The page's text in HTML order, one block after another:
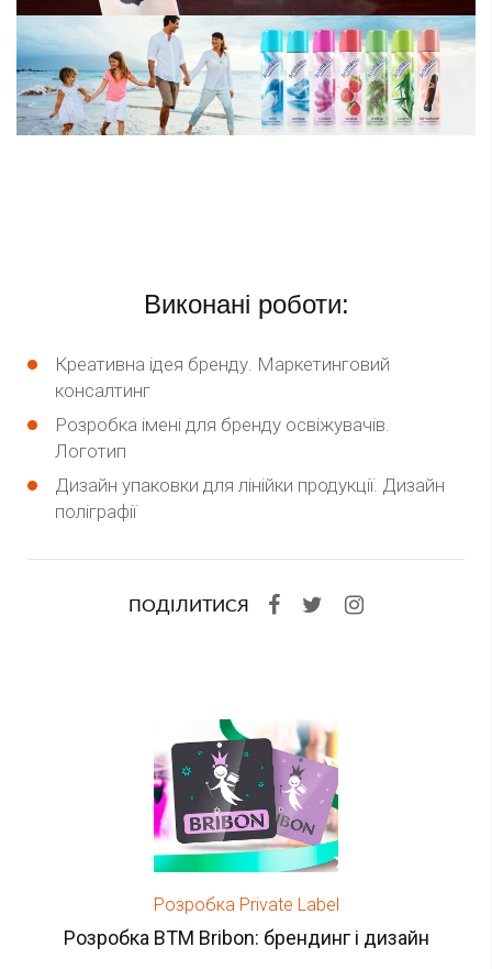
Виконані роботи:
Креативна ідея бренду. Маркетинговий
консалтинг
Розробка імені для бренду освіжувачів.
Логотип
Дизайн упаковки для лінійки продукції. Дизайн
поліграфії
ПОДІЛИТИСЯ
Розробка Private Label
Розробка ВТМ Bribon: брендинг і дизайн